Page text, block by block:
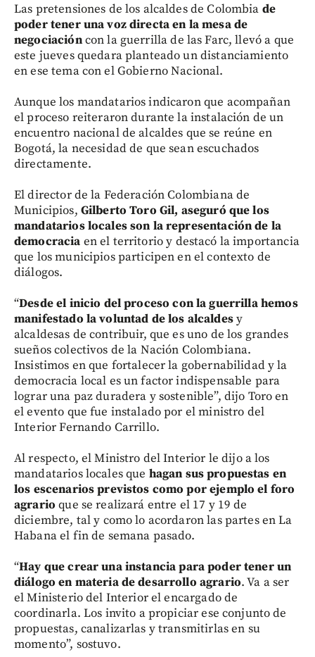
Las pretensiones de los alcaldes de Colombia de
poder tener una voz directa en la mesa de
negociacióncon la guerrilla de las Farc, llevó a que
este jueves quedara planteado un distanciamiento
en ese tema con el Gobierno Nacional.
Aunque los mandatarios indicaron que acompañan
el proceso reiteraron durante la instalación de un
encuentro nacional de alcaldes que se reúne en
Bogotá, la necesidad de que sean escuchados
directamente.
El director de la Federación Colombiana de
Municipios, Gilberto Toro Gil, aseguró que los
mandatarios locales son la representación de la
democracia en el territorio y destacó la importancia
que los municipios participen en el contexto de
diálogos.
“Desde el inicio del proceso con la guerrilla hemos
manifestado la voluntad de los alcaldesy
alcaldesas de contribuir, que es uno de los grandes
sueños colectivos de la Nación Colombiana.
Insistimos en que fortalecer la gobernabilidad y la
democracia local es un factor indispensable para
lograr una paz duradera y sostenible”, dijo Toro en
el evento que fue instalado por el ministro del
Interior Fernando Carrillo.
Al respecto, el Ministro del Interior le dijo a los
mandatarios locales que hagan sus propuestas en
los escenarios previstos como por ejemplo el foro
agrario que se realizará entre el 17 y 19 de
diciembre, tal y como lo acordaron las partes en La
Habana el fin de semana pasado.
“Hay que crear una instancia para poder tener un
diálogo en materia de desarrollo agrario. Va a ser
el Ministerio del Interior el encargado de
coordinarla. Los invito a propiciar ese conjunto de
propuestas, canalizarlas y transmitirlas en su
momento”, sostuvo.